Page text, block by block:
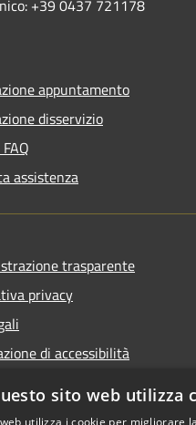
+39 0437 721178
appuntamento
disservizio
assistenza
trasparente
privacy
di accessibilità
sito web utilizza
utilizza i cookie per migliorare